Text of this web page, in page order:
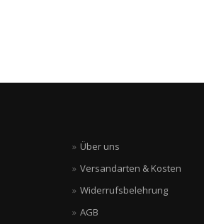
Optionen
werden
Über uns
Versandarten & Kosten
Widerrufsbelehrung
AGB